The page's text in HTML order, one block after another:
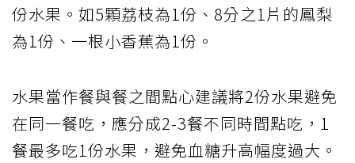
份水果。如5顆荔枝為1份、8分之1片的鳳梨
為1份、一根小香蕉為1份。
水果當作餐與餐之間點心建議將2份水果避免
在同一餐吃，應分成2-3餐不同時間點吃，1
餐最多吃1份水果，避免血糖升高幅度過大。